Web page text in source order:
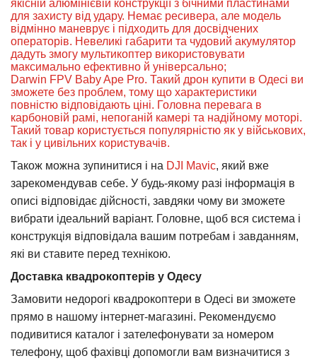
якісній алюмінієвій конструкції з бічними пластинами
для захисту від удару. Немає ресивера, але модель
відмінно маневрує і підходить для досвідчених
операторів. Невеликі габарити та чудовий акумулятор
дадуть змогу мультикоптер використовувати
максимально ефективно й універсально;
Darwin FPV Baby Ape Pro. Такий дрон купити в Одесі ви
зможете без проблем, тому що характеристики
повністю відповідають ціні. Головна перевага в
карбоновій рамі, непоганій камері та надійному моторі.
Такий товар користується популярністю як у військових,
так і у цивільних користувачів.
Також можна зупинитися і на DJI Mavic, який вже
зарекомендував себе. У будь-якому разі інформація в
описі відповідає дійсності, завдяки чому ви зможете
вибрати ідеальний варіант. Головне, щоб вся система і
конструкція відповідала вашим потребам і завданням,
які ви ставите перед технікою.
Доставка квадрокоптерів у Одесу
Замовити недорогі квадрокоптери в Одесі ви зможете
прямо в нашому інтернет-магазині. Рекомендуємо
подивитися каталог і зателефонувати за номером
телефону, щоб фахівці допомогли вам визначитися з